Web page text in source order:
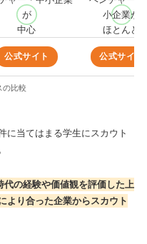
が
中心
小企業が
ほとんど
公式サイト 公式サイト
の比較
に当てはまる学生にスカウト
代の経験や価値観を評価した上
より合った企業からスカウト